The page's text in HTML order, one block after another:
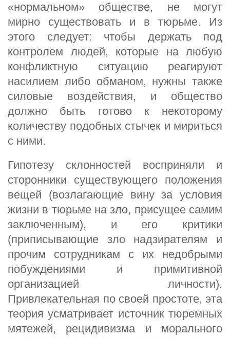
«нормальном» обществе, не могут
мирно существовать и в тюрьме. Из
этого следует: чтобы держать под
контролем людей, которые на любую
конфликтную ситуацию реагируют
насилием либо обманом, нужны также
силовые воздействия, и общество
должно быть готово к некоторому
количеству подобных стычек и мириться
с ними.
Гипотезу склонностей восприняли и
сторонники существующего положения
вещей (возлагающие вину за условия
жизни в тюрьме на зло, присущее самим
заключенным), и eгo критики
(приписывающие зло надзирателям и
прочим сотрудникам с их недобрыми
побуждениями и примитивной
организацией личности).
Привлекательная по своей простоте, эта
теория усматривает источник тюремных
мятежей, рецидивизма и морального